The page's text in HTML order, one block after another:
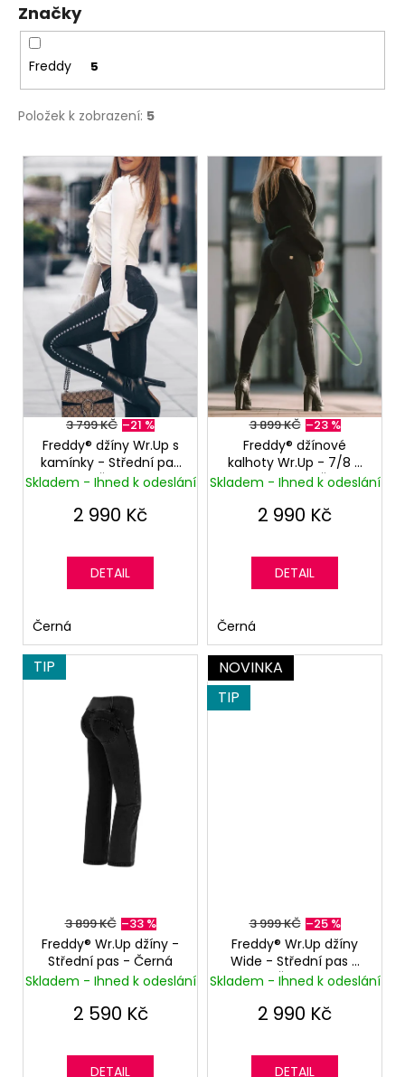
Značky
Freddy 5
Položek k zobrazení: 5
V
ý
p
s
p
t 3 799 KČ –21 %
Freddy® džíny Wr.Up s
kamínky - Střední pas
- Černé
Skladem - Ihned k odeslání
2 990 Kč
DETAIL
Černá
3 899 KČ –23 %
Freddy® džínové
kalhoty Wr.Up - 7/8 -
Střední pas - Černá
Skladem - Ihned k odeslání
2 990 Kč
DETAIL
Černá
TIP
3 899 KČ –33 %
Freddy® Wr.Up džíny -
Střední pas - Černá
Skladem - Ihned k odeslání
2 590 Kč
DETAIL
NOVINKA
TIP
3 999 KČ –25 %
Freddy® Wr.Up džíny
Wide - Střední pas -
Černá
Skladem - Ihned k odeslání
2 990 Kč
DETAIL
FREDDY®
DÁMSKÉ
SAKO
D.I.W.O.
SE
SATÉNOVÝMI
DETAILY
-
2
390
Kč
Původně:
5
199
Kč